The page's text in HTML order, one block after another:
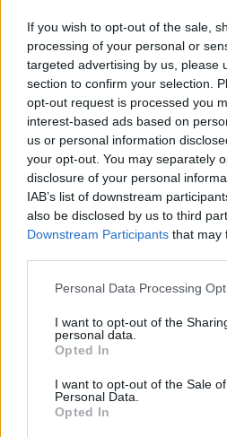
If you wish to opt-out of the sale,
processing of your personal or
targeted advertising by us, please
section to confirm your selection.
opt-out request is processed you
interest-based ads based on
us or personal information
your opt-out. You may separately
disclosure of your personal
IAB’s list of downstream
also be disclosed by us to third
Downstream Participants that may
Personal Data Processing
I want to opt-out of the
personal data.
Opted In
I want to opt-out of the Sale
Personal Data.
Opted In
Edellinen artikkeli
Sky Sports: Englannin
Valioliigassa neljä uutta
koronakartuntaa
Suomen MM-
analyysi